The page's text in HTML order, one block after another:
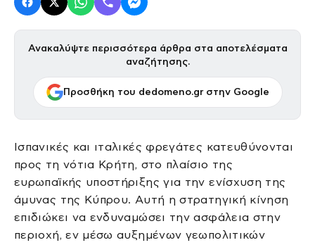
Ανακαλύψτε περισσότερα άρθρα στα αποτελέσματα
αναζήτησης.
Προσθήκη του dedomeno.gr στην Google
Ισπανικές και ιταλικές φρεγάτες κατευθύνονται
προς τη νότια Κρήτη, στο πλαίσιο της
ευρωπαϊκής υποστήριξης για την ενίσχυση της
άμυνας της Κύπρου. Αυτή η στρατηγική κίνηση
επιδιώκει να ενδυναμώσει την ασφάλεια στην
περιοχή, εν μέσω αυξημένων γεωπολιτικών